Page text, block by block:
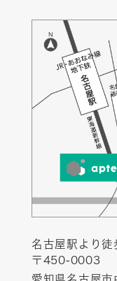
名古屋駅より徒
〒450-0003
愛知県名古屋市